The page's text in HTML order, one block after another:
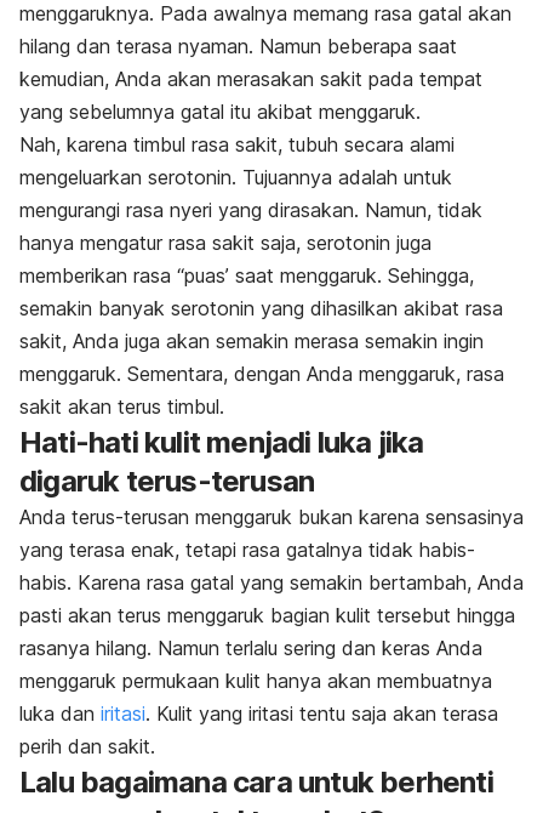
menggaruknya. Pada awalnya memang rasa gatal akan
hilang dan terasa nyaman. Namun beberapa saat
kemudian, Anda akan merasakan sakit pada tempat
yang sebelumnya gatal itu akibat menggaruk.
Nah, karena timbul rasa sakit, tubuh secara alami
mengeluarkan serotonin. Tujuannya adalah untuk
mengurangi rasa nyeri yang dirasakan. Namun, tidak
hanya mengatur rasa sakit saja, serotonin juga
memberikan rasa “puas’ saat menggaruk. Sehingga,
semakin banyak serotonin yang dihasilkan akibat rasa
sakit, Anda juga akan semakin merasa semakin ingin
menggaruk. Sementara, dengan Anda menggaruk, rasa
sakit akan terus timbul.
Hati-hati kulit menjadi luka jika
digaruk terus-terusan
Anda terus-terusan menggaruk bukan karena sensasinya
yang terasa enak, tetapi rasa gatalnya tidak habis-
habis. Karena rasa gatal yang semakin bertambah, Anda
pasti akan terus menggaruk bagian kulit tersebut hingga
rasanya hilang. Namun terlalu sering dan keras Anda
menggaruk permukaan kulit hanya akan membuatnya
luka dan iritasi. Kulit yang iritasi tentu saja akan terasa
perih dan sakit.
Lalu bagaimana cara untuk berhenti